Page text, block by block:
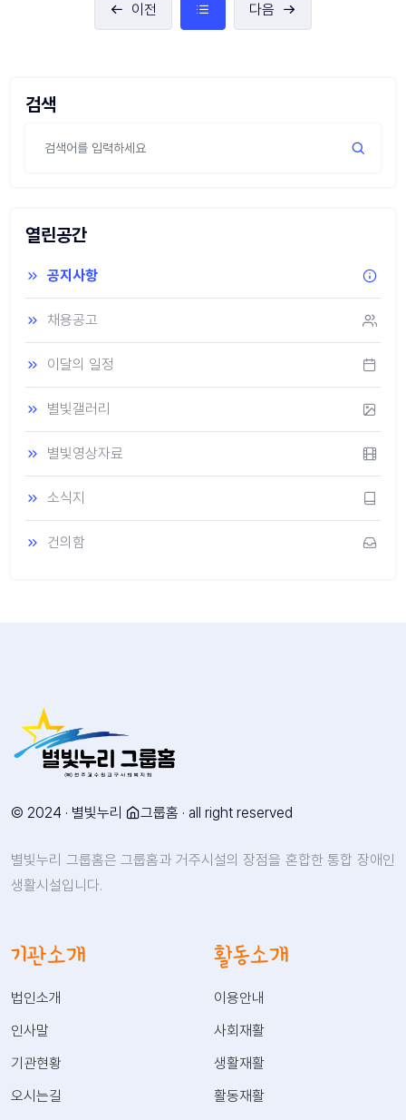
이전 다음
검색
열린공간
공지사항
채용공고
이달의 일정
별빛갤러리
별빛영상자료
소식지
건의함
© 2024 · 별빛누리 그룹홈 · all right reserved
별빛누리 그룹홈은 그룹홈과 거주시설의 장점을 혼합한 통합 장애인
생활시설입니다.
기관소개
법인소개
인사말
기관현황
오시는길
활동소개
이용안내
사회재활
생활재활
활동재활